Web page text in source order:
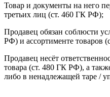
Товар и документы на него
третьих лиц (ст. 460 ГК РФ);
Продавец обязан соблюсти
РФ) и ассортименте товаров
Продавец несёт
товара (ст. 480 ГК РФ), а
либо в ненадлежащей таре /